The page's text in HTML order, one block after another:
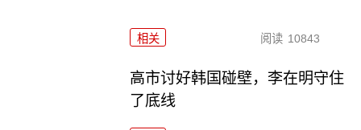
相关 阅读 10843
高市讨好韩国碰壁，李在明守住
了底线